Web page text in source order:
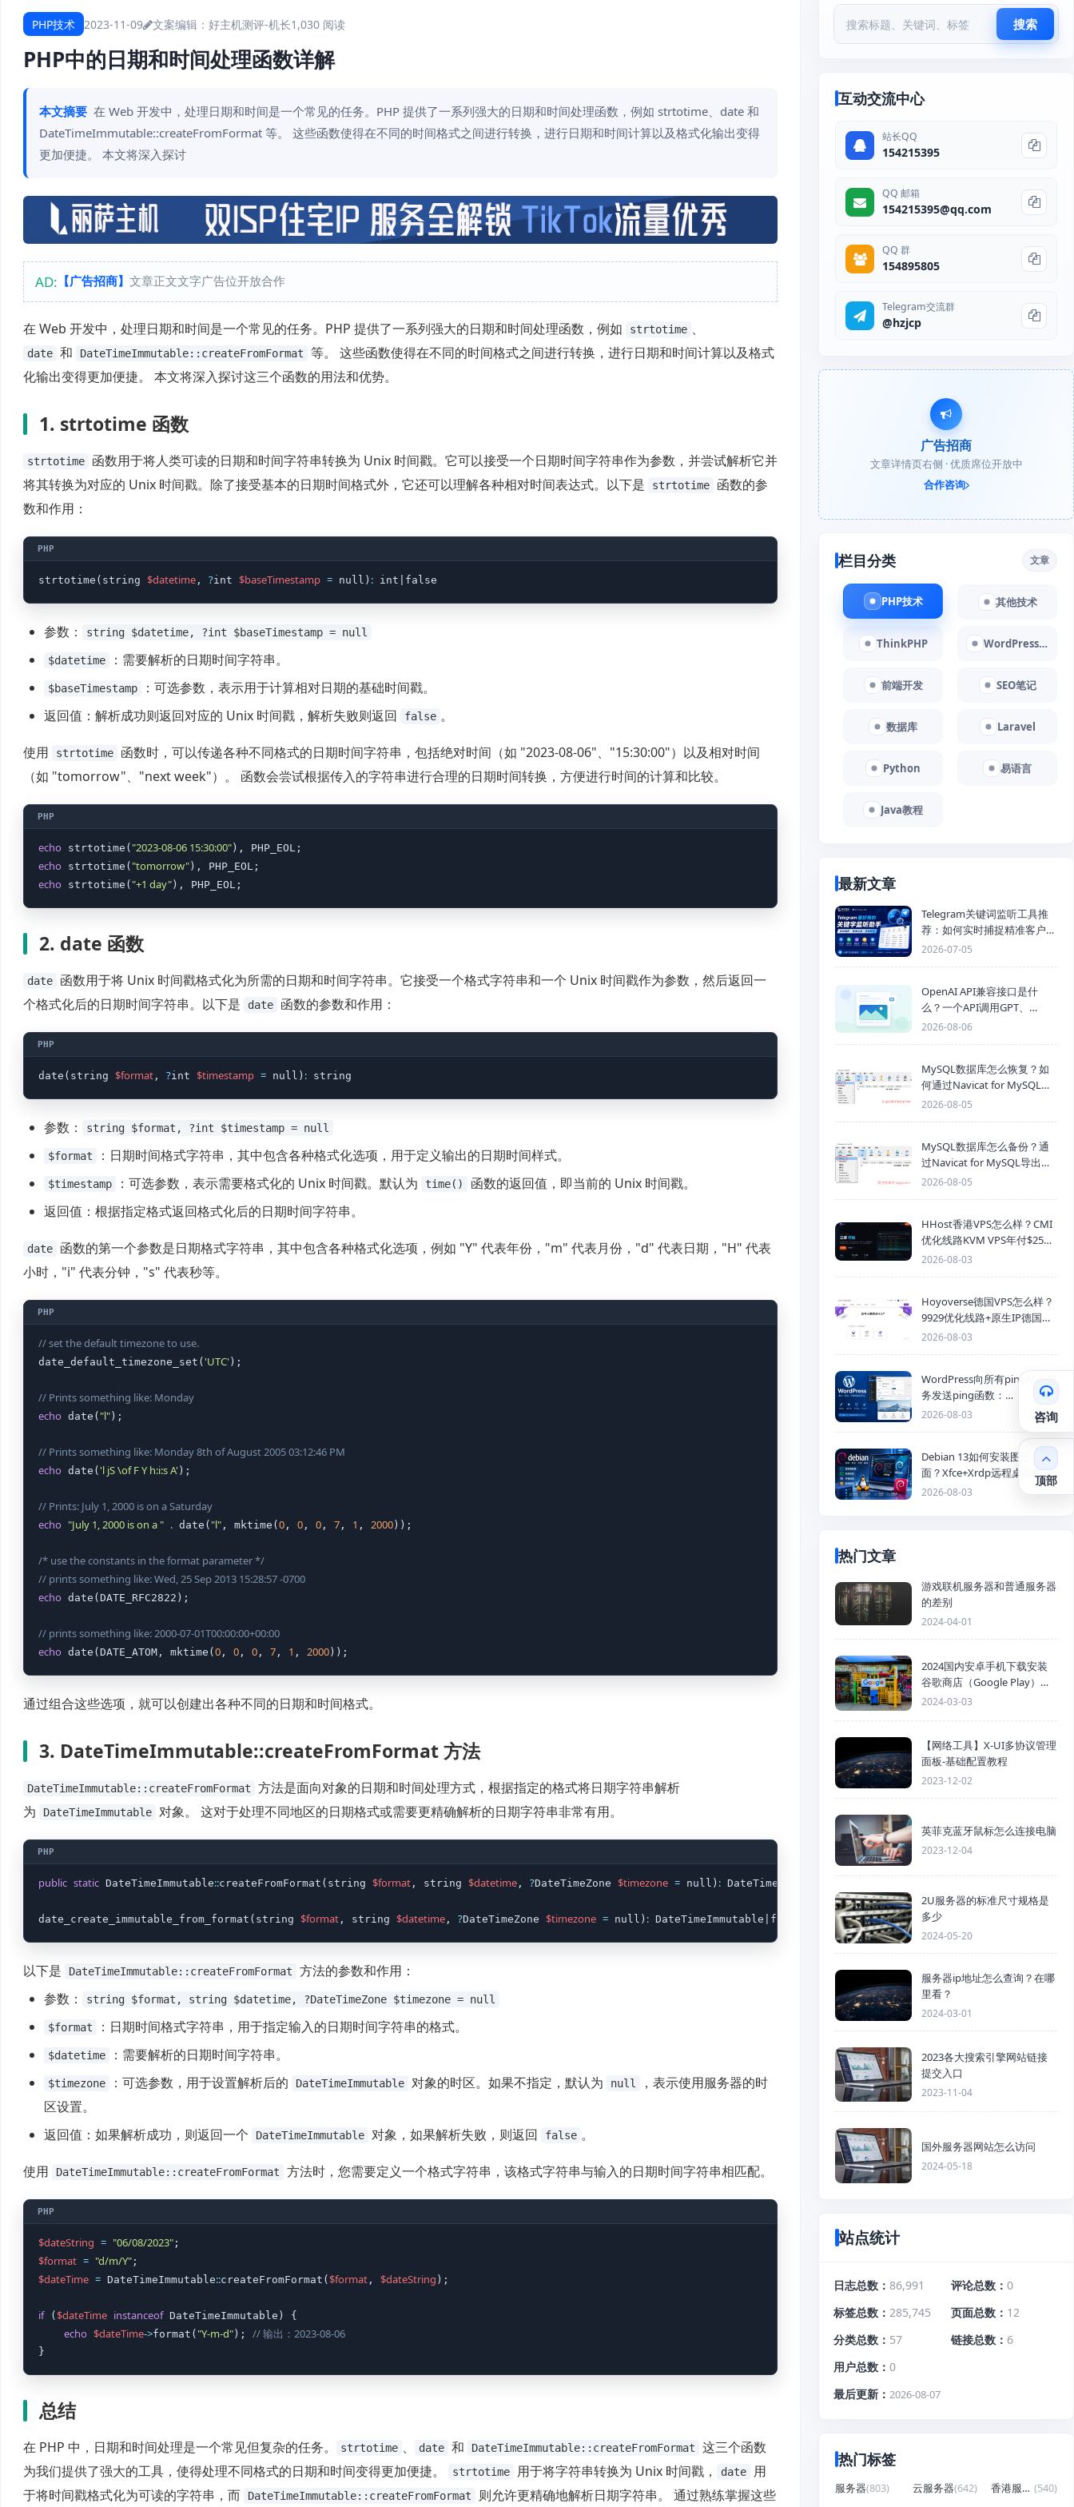
PHP技术 2023-11-09 文案编辑：好主机测评-机长1,030 阅读
PHP中的日期和时间处理函数详解
本文摘要 在 Web 开发中，处理日期和时间是一个常见的任务。PHP 提供了一系列强大的日期和时间处理函数，例如 strtotime、date 和
DateTimeImmutable::createFromFormat 等。 这些函数使得在不同的时间格式之间进行转换，进行日期和时间计算以及格式化输出变得
更加便捷。 本文将深入探讨
AD: 【广告招商】 文章正文文字广告位开放合作
在 Web 开发中，处理日期和时间是一个常见的任务。PHP 提供了一系列强大的日期和时间处理函数，例如 strtotime 、
date 和 DateTimeImmutable::createFromFormat 等。
这些函数使得在不同的时间格式之间进行转换，进行日期和时间计算以及格式
化输出变得更加便捷。 本文将深入探讨这三个函数的用法和优势。
1. strtotime 函数
strtotime
函数用于将人类可读的日期和时间字符串转换为 Unix 时间戳。它可以接受一个日期时间字符串作为参数，并尝试解析它并
将其转换为对应的 Unix 时间戳。除了接受基本的日期时间格式外，它还可以理解各种相对时间表达式。以下是
strtotime
函数的参
数和作用：
strtotime(string $datetime , ?int $baseTimestamp = null) : int|false
参数： string $datetime, ?int $baseTimestamp = null
$datetime ：需要解析的日期时间字符串。
$baseTimestamp
：可选参数，表示用于计算相对日期的基础时间戳。
返回值：解析成功则返回对应的 Unix 时间戳，解析失败则返回
false 。
使用 strtotime
函数时，可以传递各种不同格式的日期时间字符串，包括绝对时间（如 "2023-08-06"、"15:30:00"）以及相对时间
（如 "tomorrow"、"next week"）。 函数会尝试根据传入的字符串进行合理的日期时间转换，方便进行时间的计算和比较。
echo strtotime( "2023-08-06 15:30:00"
echo strtotime( "tomorrow"
echo strtotime( "+1 day" ), PHP_EOL;
2. date 函数
date
函数用于将 Unix 时间戳格式化为所需的日期和时间字符串。它接受一个格式字符串和一个 Unix 时间戳作为参数，然后返回一
个格式化后的日期时间字符串。以下是
date 函数的参数和作用：
date(string $format , ?int $timestamp = null) : string
参数： string $format, ?int $timestamp = null
$format ：日期时间格式字符串，其中包含各种格式化选项，用于定义输出的日期时间样式。
$timestamp ：可选参数，表示需要格式化的 Unix 时间戳。默认为 time()
函数的返回值，即当前的 Unix 时间戳。
返回值：根据指定格式返回格式化后的日期时间字符串。
date
函数的第一个参数是日期格式字符串，其中包含各种格式化选项，例如 "Y" 代表年份，"m" 代表月份，"d" 代表日期，"H" 代表
小时，"i" 代表分钟，"s" 代表秒等。
// set the default timezone to use.
date_default_timezone_set( 'UTC' );
// Prints something like: Monday
echo date( "l" );
// Prints something like: Monday 8th of August 2005 03:12:46 PM
echo date( 'l jS \of F Y h:i:s A' );
// Prints: July 1, 2000 is on a Saturday
echo "July 1, 2000 is on a " . date( "l" , mktime( 0 , 0 , 0 , 7 , 1 , 2000 ));
/* use the constants in the format parameter */
// prints something like: Wed, 25 Sep 2013 15:28:57 -0700
echo date(DATE_RFC2822);
// prints something like: 2000-07-01T00:00:00+00:00
echo date(DATE_ATOM, mktime( 0 , 0 , 0 , 7 , 1 , 2000 ));
通过组合这些选项，就可以创建出各种不同的日期和时间格式。
3. DateTimeImmutable::createFromFormat 方法
DateTimeImmutable::createFromFormat
方法是面向对象的日期和时间处理方式，根据指定的格式将日期字符串解析
为
DateTimeImmutable 对象。 这对于处理不同地区的日期格式或需要更精确解析的日期字符串非常有用。
public static DateTimeImmutable::createFromFormat(string $format , string $datetime , ?DateTimeZone $timezone = null) : DateTimeImmutable|false
date_create_immutable_from_format(string $format , string $datetime , ?DateTimeZone $timezone = null) : DateTimeImmutable|false
以下是 DateTimeImmutable::createFromFormat
方法的参数和作用：
参数：
string $format, string $datetime, ?DateTimeZone $timezone = null
$format ：日期时间格式字符串，用于指定输入的日期时间字符串的格式。
$datetime ：需要解析的日期时间字符串。
$timezone ：可选参数，用于设置解析后的 DateTimeImmutable 对象的时区。如果不指定，默认为 null
，表示使用服务器的时
区设置。
返回值：如果解析成功，则返回一个
DateTimeImmutable 对象，如果解析失败，则返回 false 。
使用 DateTimeImmutable::createFromFormat 方法时，您需要定义一个格式字符串，该格式字符串与输入的日期时间字符串相匹配。
$dateString = "06/08/2023"
$format = "d/m/Y"
$dateTime = DateTimeImmutable::createFromFormat( $format , $dateString );
if ( $dateTime instanceof DateTimeImmutable) {
echo $dateTime->format( "Y-m-d" ); // 输出：2023-08-06
}
总结
在 PHP 中，日期和时间处理是一个常见但复杂的任务。 strtotime 、 date 和 DateTimeImmutable::createFromFormat
这三个函数
为我们提供了强大的工具，使得处理不同格式的日期和时间变得更加便捷。
strtotime 用于将字符串转换为 Unix 时间戳， date
用
于将时间戳格式化为可读的字符串，而
DateTimeImmutable::createFromFormat 则允许更精确地解析日期字符串。 通过熟练掌握这些
搜索
互动交流中心
站长QQ
154215395
QQ 邮箱
154215395@qq.com
QQ 群
154895805
Telegram交流群
@hzjcp
广告招商
文章详情页右侧 · 优质席位开放中
合作咨询
栏目分类 文章
PHP技术 其他技术
ThinkPHP WordPress教程
前端开发 SEO笔记
数据库 Laravel
Python 易语言
Java教程
最新文章
Telegram关键词监听工具推
荐：如何实时捕捉精准客户，
提高获客效率？
2026-07-05
OpenAI API兼容接口是什
么？一个API调用GPT、
Claude、Gemini、DeepSeek
2026-08-06
MySQL数据库怎么恢复？如
何通过Navicat for MySQL导
入SQL备份文件
2026-08-05
MySQL数据库怎么备份？通
过Navicat for MySQL导出
Mysql数据库为SQL格式备份
2026-08-05
HHost香港VPS怎么样？CMI
优化线路KVM VPS年付$25
起，4GB内存优惠套餐
2026-08-03
Hoyoverse德国VPS怎么样？
9929优化线路+原生IP德国
KVM VPS推荐
2026-08-03
WordPress向所有ping站点服
务发送ping函数：
generic_ping
2026-08-03
Debian 13如何安装图形化桌
面？Xfce+Xrdp远程桌面配置
教程
2026-08-03
热门文章
游戏联机服务器和普通服务器
的差别
2024-04-01
2024国内安卓手机下载安装
谷歌商店（Google Play）详
细步骤
2024-03-03
【网络工具】X-UI多协议管理
面板-基础配置教程
2023-12-02
英菲克蓝牙鼠标怎么连接电脑
2023-12-04
2U服务器的标准尺寸规格是
多少
2024-05-20
服务器ip地址怎么查询？在哪
里看？
2024-03-01
2023各大搜索引擎网站链接
提交入口
2023-11-04
国外服务器网站怎么访问
2024-05-18
站点统计
日志总数 86,991 评论总数
0
标签总数
285,745 页面总数
12
分类总数
57 链接总数
6
用户总数
0
最后更新
2026-08-07
热门标签
服务器(803) 云服务器(642) 香港服务器 (540)
咨询
顶部